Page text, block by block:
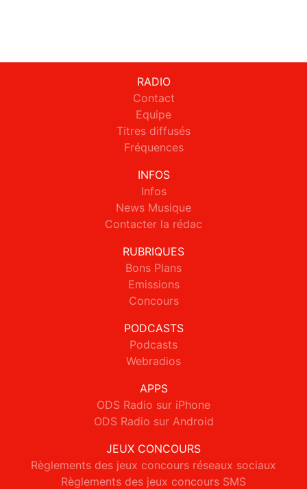
RADIO
Contact
Equipe
Titres diffusés
Fréquences
INFOS
Infos
News Musique
Contacter la rédac
RUBRIQUES
Bons Plans
Emissions
Concours
PODCASTS
Podcasts
Webradios
APPS
ODS Radio sur iPhone
ODS Radio sur Android
JEUX CONCOURS
Règlements des jeux concours réseaux sociaux
Règlements des jeux concours SMS